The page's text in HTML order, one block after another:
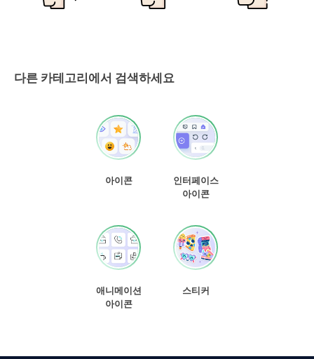
다른 카테고리에서 검색하세요
아이콘
인터페이스
아이콘
애니메이션
아이콘
스티커